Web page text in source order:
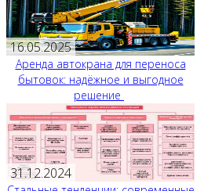
16.05.2025
Аренда автокрана для переноса
бытовок: надёжное и выгодное
решение
31.12.2024